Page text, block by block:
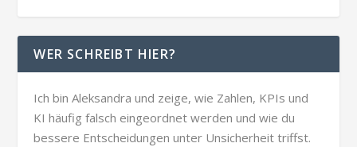
WER SCHREIBT HIER?
Ich bin Aleksandra und zeige, wie Zahlen, KPIs und
KI häufig falsch eingeordnet werden und wie du
bessere Entscheidungen unter Unsicherheit triffst.